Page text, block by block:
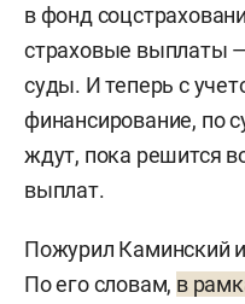
в фонд
страховые выплаты
суды. И теперь с
финансирование, по
ждут, пока решится
выплат.
Пожурил Каминский
По его словам, в